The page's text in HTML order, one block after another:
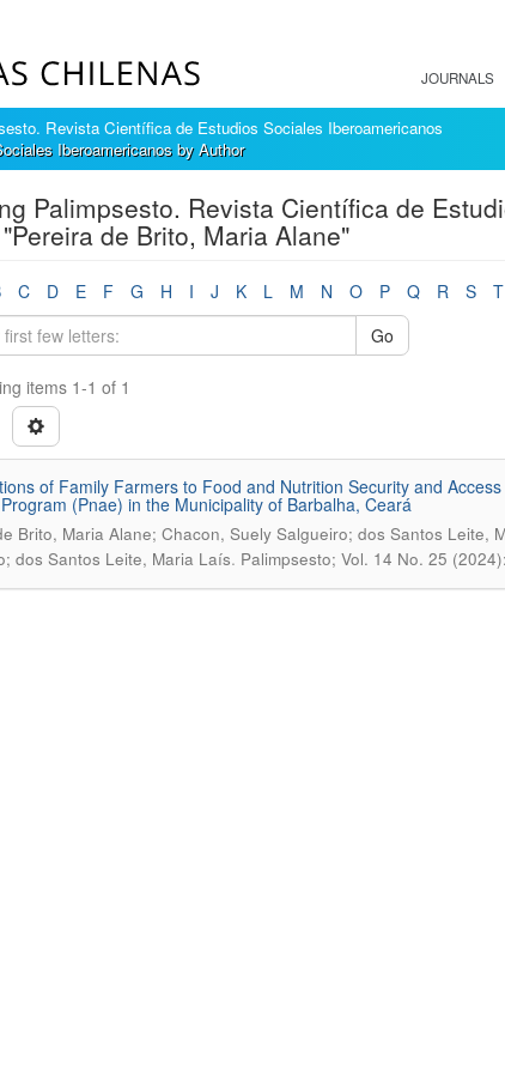
JOURNALS
Revista Científica de Estudios Sociales Iberoamericanos
Iberoamericanos by Author
Palimpsesto. Revista Científica de
de Brito, Maria Alane"
C D E F G H I J K L M N O P Q R S T
Go
items 1-1 of 1
of Family Farmers to Food and Nutrition Security and
(Pnae) in the Municipality of Barbalha, Ceará
Brito, Maria Alane; Chacon, Suely Salgueiro; dos Santos Leite,
dos Santos Leite, Maria Laís. Palimpsesto; Vol. 14 No. 25